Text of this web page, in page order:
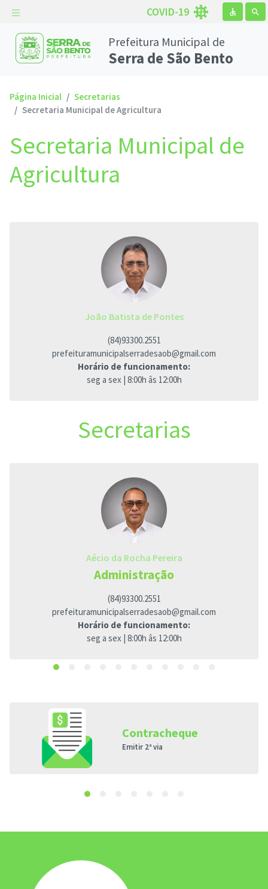
COVID-19 accessible search
Prefeitura Municipal de
Serra de São Bento
Página Inicial
Secretarias
Secretaria Municipal de Agricultura
Secretaria Municipal de
Agricultura
João Batista de Pontes
(84)93300.2551
prefeituramunicipalserradesaob@gmail.com
Horário de funcionamento:
seg a sex | 8:00h âs 12:00h
Secretarias
Aécio da Rocha Pereira
Administração
(84)93300.2551
prefeituramunicipalserradesaob@gmail.com
Horário de funcionamento:
seg a sex | 8:00h âs 12:00h
Contracheque
Emitir 2ª via